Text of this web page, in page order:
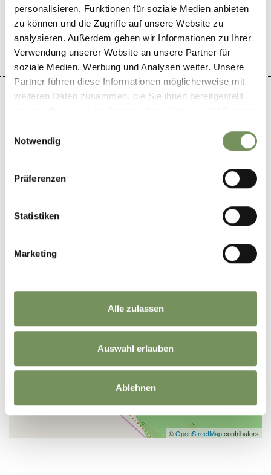
personalisieren, Funktionen für soziale Medien anbieten
zu können und die Zugriffe auf unsere Website zu
analysieren. Außerdem geben wir Informationen zu Ihrer
Verwendung unserer Website an unsere Partner für
soziale Medien, Werbung und Analysen weiter. Unsere
Partner führen diese Informationen möglicherweise mit
weiteren Daten zusammen, die Sie ihnen bereitgestellt
Notwendig
Präferenzen
Statistiken
Marketing
Alle zulassen
Auswahl erlauben
Ablehnen
WAS DE INHOUD NUTTIG VOOR U?
+
©OpenStreetMapcontributors